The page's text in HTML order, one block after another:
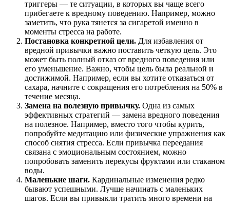
триггеры — те ситуации, в которых вы чаще всего
прибегаете к вредному поведению. Например, можно
заметить, что рука тянется за сигаретой именно в
моменты стресса на работе.
Постановка конкретной цели. Для избавления от
вредной привычки важно поставить четкую цель. Это
может быть полный отказ от вредного поведения или
его уменьшение. Важно, чтобы цель была реальной и
достижимой. Например, если вы хотите отказаться от
сахара, начните с сокращения его потребления на 50% в
течение месяца.
Замена на полезную привычку. Одна из самых
эффективных стратегий — замена вредного поведения
на полезное. Например, вместо того чтобы курить,
попробуйте медитацию или физические упражнения как
способ снятия стресса. Если привычка переедания
связана с эмоциональным состоянием, можно
попробовать заменить перекусы фруктами или стаканом
воды.
Маленькие шаги. Кардинальные изменения редко
бывают успешными. Лучше начинать с маленьких
шагов. Если вы привыкли тратить много времени на